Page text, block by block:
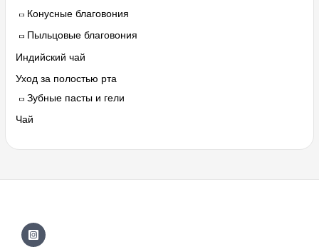
Конусные благовония
Пыльцовые благовония
Индийский чай
Уход за полостью рта
Зубные пасты и гели
Чай